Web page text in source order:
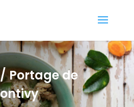
Portage de